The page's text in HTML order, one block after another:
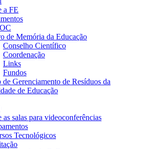
a FE
de Memória da Educação
Conselho Científico
Coordenação
Links
Fundos
de Gerenciamento de Resíduos da
de Educação
as salas para videoconferências
Tecnológicos